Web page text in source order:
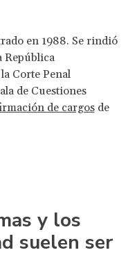
en 1988. Se rindió
República
Corte Penal
de Cuestiones
de cargosde
y los
suelen ser